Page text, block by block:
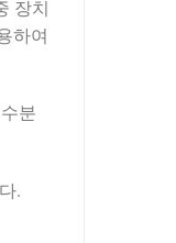
장치
하여
분
.